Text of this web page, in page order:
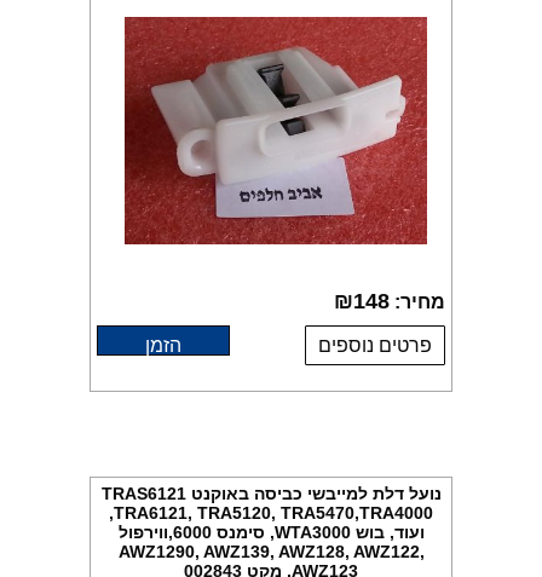
מחיר: ₪148
פרטים נוספים הזמן
נועל דלת למייבשי כביסה באוקנט TRAS6121
,TRA6121, TRA5120, TRA5470,TRA4000
ועוד, בוש WTA3000, סימנס 6000,ווירפול
AWZ1290, AWZ139, AWZ128, AWZ122,
AWZ123, מקט 002843